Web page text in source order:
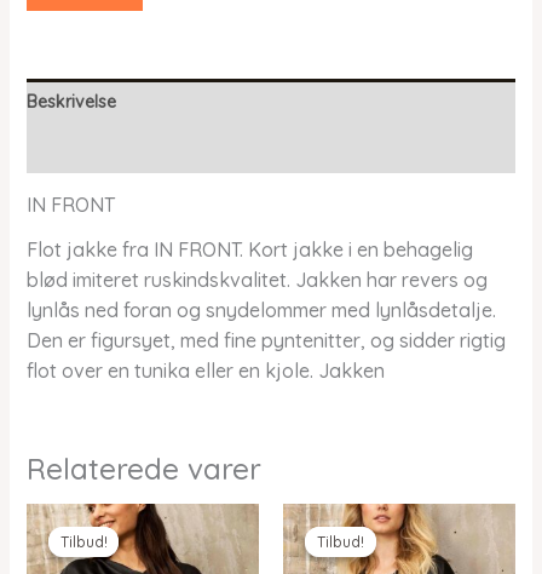
Beskrivelse
IN FRONT
Flot jakke fra IN FRONT. Kort jakke i en behagelig
blød imiteret ruskindskvalitet. Jakken har revers og
lynlås ned foran og snydelommer med lynlåsdetalje.
Den er figursyet, med fine pyntenitter, og sidder rigtig
flot over en tunika eller en kjole. Jakken
Relaterede varer
Tilbud!
Tilbud! Tilbud!
Tilbud!